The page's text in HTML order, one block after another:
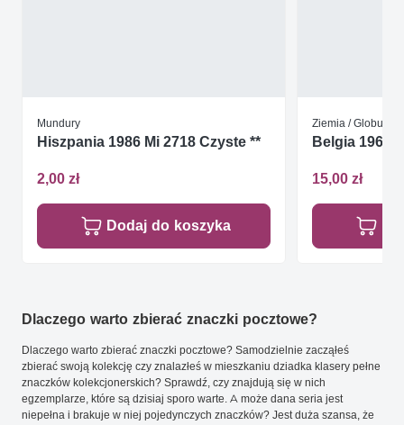
Mundury
Hiszpania 1986 Mi 2718 Czyste **
2,00 zł
Dodaj do koszyka
Ziemia / Globus
Belgia 1963
15,00 zł
Dlaczego warto zbierać znaczki pocztowe?
Dlaczego warto zbierać znaczki pocztowe? Samodzielnie zacząłeś
zbierać swoją kolekcję czy znalazłeś w mieszkaniu dziadka klasery pełne
znaczków kolekcjonerskich? Sprawdź, czy znajdują się w nich
egzemplarze, które są dzisiaj sporo warte. A może dana seria jest
niepełna i brakuje w niej pojedynczych znaczków? Jest duża szansa, że